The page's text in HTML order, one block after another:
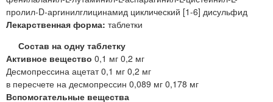
пролил-D-аргинилглицинамид циклический [1-6] дисульфид
Лекарственная форма: таблетки
Состав на одну таблетку
Активное вещество 0,1 мг 0,2 мг
Десмопрессина ацетат 0,1 мг 0,2 мг
в пересчете на десмопрессин 0,089 мг 0,178 мг
Вспомогательные вещества